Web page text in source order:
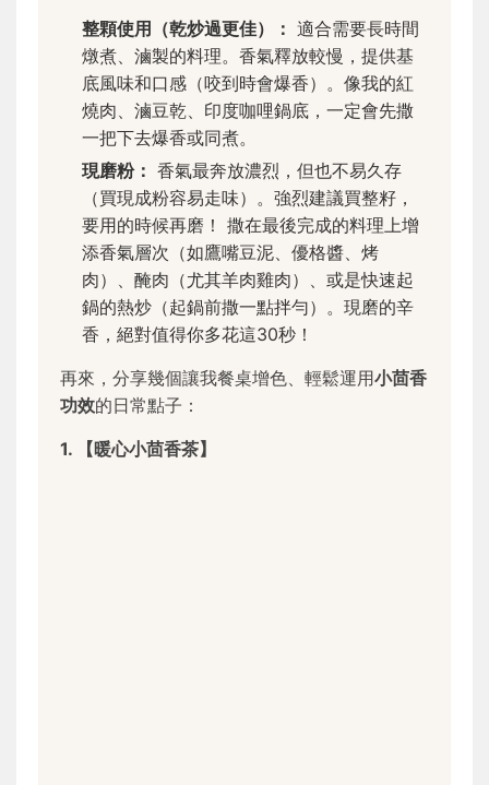
整顆使用（乾炒過更佳）： 適合需要長時間
燉煮、滷製的料理。香氣釋放較慢，提供基
底風味和口感（咬到時會爆香）。像我的紅
燒肉、滷豆乾、印度咖哩鍋底，一定會先撒
一把下去爆香或同煮。
現磨粉： 香氣最奔放濃烈，但也不易久存
（買現成粉容易走味）。強烈建議買整籽，
要用的時候再磨！ 撒在最後完成的料理上增
添香氣層次（如鷹嘴豆泥、優格醬、烤
肉）、醃肉（尤其羊肉雞肉）、或是快速起
鍋的熱炒（起鍋前撒一點拌勻）。現磨的辛
香，絕對值得你多花這30秒！
再來，分享幾個讓我餐桌增色、輕鬆運用小茴香
功效的日常點子：
1. 【暖心小茴香茶】